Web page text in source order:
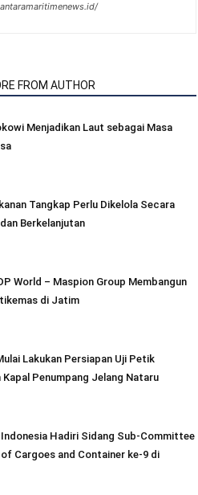
FROM AUTHOR
Menjadikan Laut sebagai Masa
Tangkap Perlu Dikelola Secara
Berkelanjutan
World – Maspion Group Membangun
di Jatim
Lakukan Persiapan Uji Petik
Kapal Penumpang Jelang Nataru
Hadiri Sidang Sub-Committee
Cargoes and Container ke-9 di